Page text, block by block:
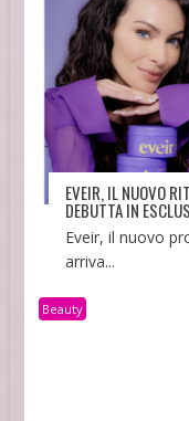
EVEIR, IL NUOVO
DEBUTTA IN
Eveir, il nuovo
arriva...
Beauty